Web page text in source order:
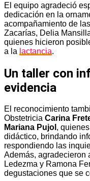
El equipo agradeció
dedicación en la
acompañamiento de
Zacarías, Delia
quienes hicieron
a la lactancia.
Un taller con
evidencia
El reconocimiento
Obstetricia Carina
Mariana Pujol ,
didáctico, brindando
respondiendo las
Además, agradecieron
Ledezma y Ramona
degustaciones que se